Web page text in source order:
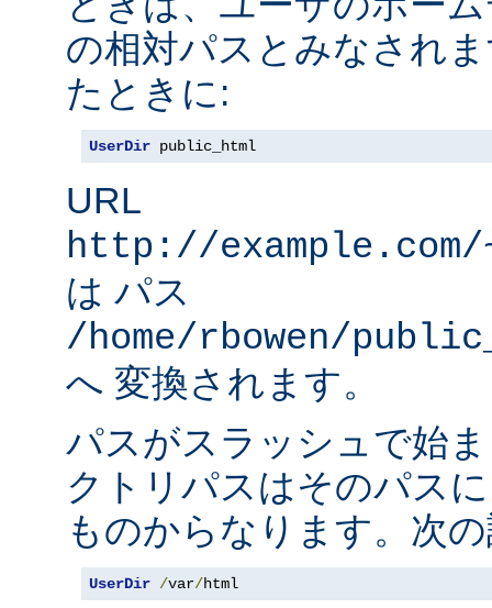
の相対パスとみなされ
たときに:
UserDir public_html
URL
http://
は パス
/home/rbowen/
へ 変換されます。
パスがスラッシュで始
クトリパスはそのパス
ものからなります。次
UserDir /var/html